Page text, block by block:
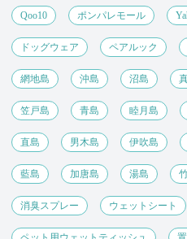
Qoo10 ポンパレモール
ドッグウェア ペアルック
網地島 沖島 沼島
笠戸島 青島 睦月島
直島 男木島 伊吹島
藍島 加唐島 湯島
消臭スプレー ウェットシート